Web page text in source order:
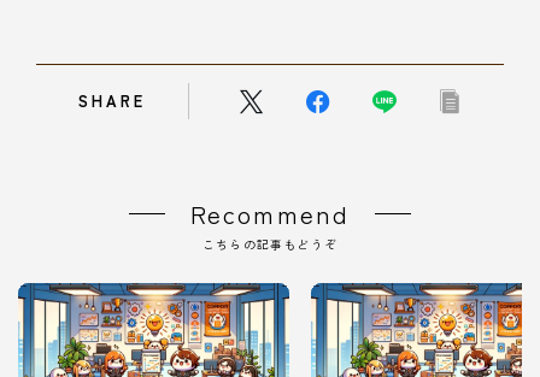
SHARE
Recommend
こちらの記事もどうぞ